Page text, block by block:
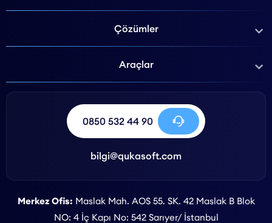
Çözümler
Araçlar
0850 532 44 90
bilgi@qukasoft.com
Merkez Ofis: Maslak Mah. AOS 55. SK. 42 Maslak B Blok
NO: 4 İç Kapı No: 542 Sarıyer/ İstanbul